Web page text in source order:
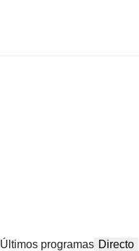
Últimos programas Directo